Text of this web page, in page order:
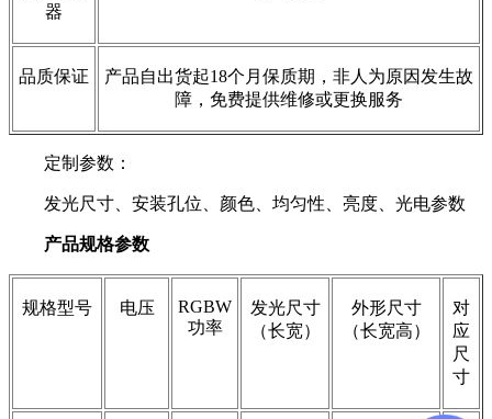
器
品质保证
产品自出货起18个月保质期，非人为原因发生故
障，免费提供维修或更换服务
定制参数：
发光尺寸、安装孔位、颜色、均匀性、亮度、光电参数
产品规格参数
规格型号 电压
RGBW
功率
发光尺寸
（长宽）
外形尺寸
（长宽高）
对
应
尺
寸